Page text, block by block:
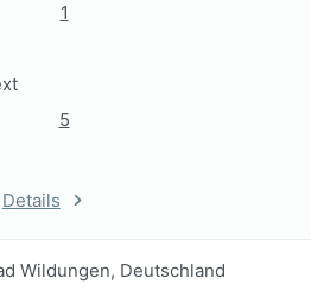
1
5
Details
Wildungen, Deutschland